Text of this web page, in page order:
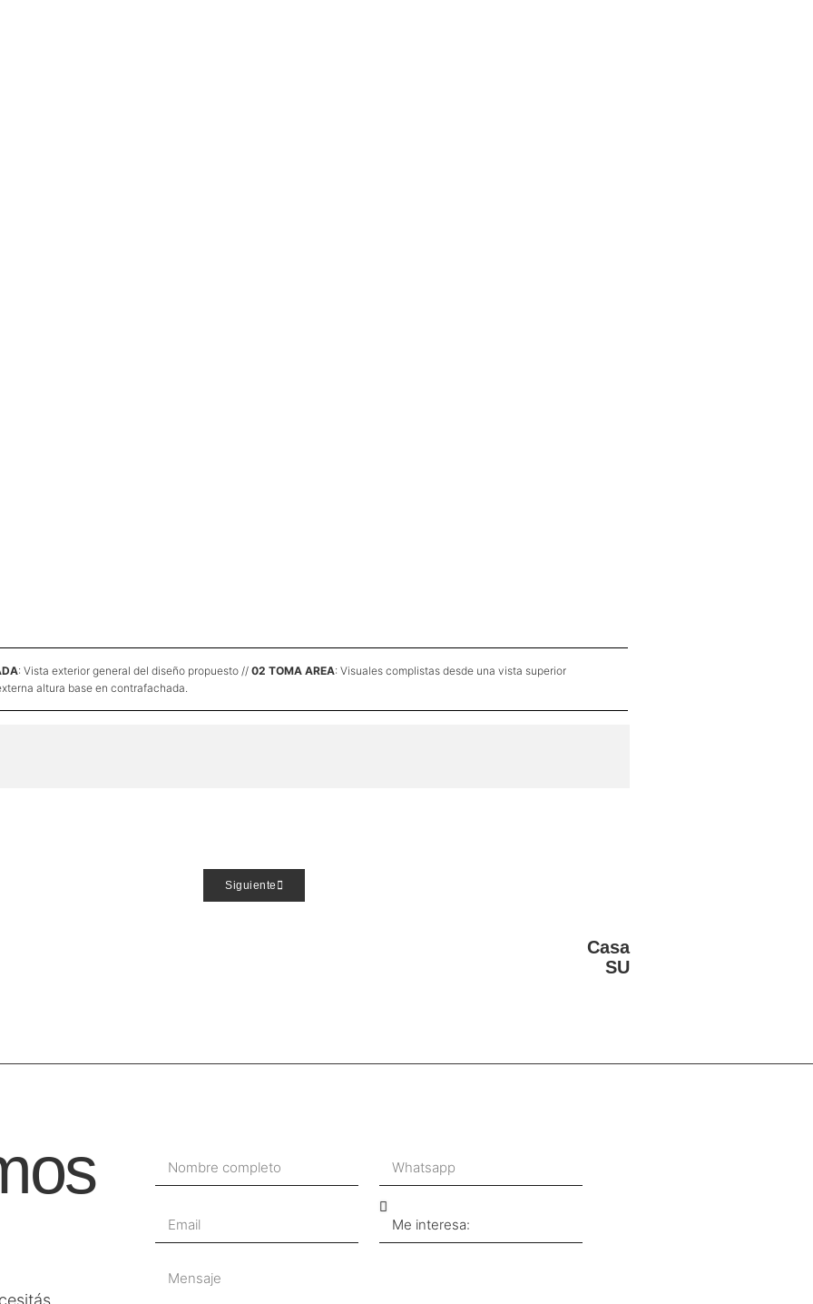
: Vista exterior general del diseño propuesto // 02 TOMA AREA: Visuales complistas desde una vista superior
altura base en contrafachada.
Siguiente
Casa
SU
Me Interesa Saber